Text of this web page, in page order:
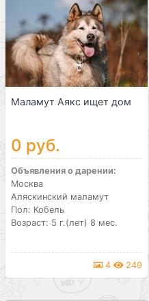
Маламут Аякс ищет дом
0 руб.
Объявления о дарении:
Москва
Аляскинский маламут
Пол: Кобель
Возраст: 5 г.(лет) 8 мес.
4 249